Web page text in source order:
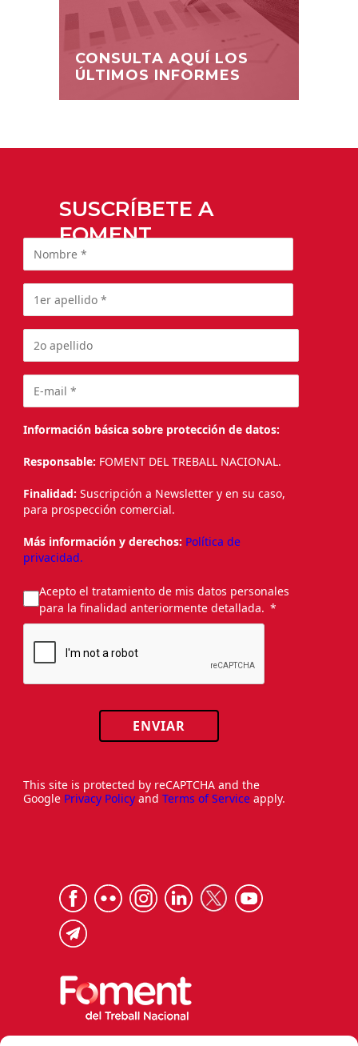
CONSULTA AQUÍ LOS
ÚLTIMOS INFORMES
SUSCRÍBETE A
FOMENT
Información básica sobre protección de datos:
Responsable: FOMENT DEL TREBALL NACIONAL.
Finalidad: Suscripción a Newsletter y en su caso,
para prospección comercial.
Más información y derechos: Política de
privacidad.
Acepto el tratamiento de mis datos personales
para la finalidad anteriormente detallada.
ENVIAR
This site is protected by reCAPTCHA and the
Google Privacy Policy and Terms of Service apply.